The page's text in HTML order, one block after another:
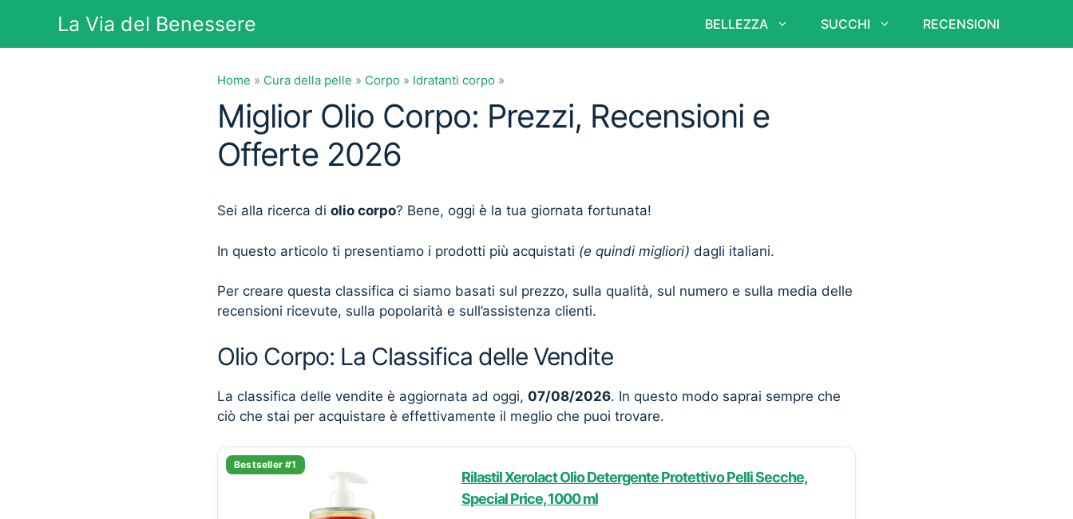
contenuto
La Via del Benessere BELLEZZA SUCCHI RECENSIONI
Home » Cura della pelle » Corpo » Idratanti corpo »
Miglior Olio Corpo: Prezzi, Recensioni e
Offerte 2026
Sei alla ricerca di olio corpo? Bene, oggi è la tua giornata fortunata!
In questo articolo ti presentiamo i prodotti più acquistati (e quindi migliori) dagli italiani.
Per creare questa classifica ci siamo basati sul prezzo, sulla qualità, sul numero e sulla media delle
recensioni ricevute, sulla popolarità e sull’assistenza clienti.
Olio Corpo: La Classifica delle Vendite
La classifica delle vendite è aggiornata ad oggi, 07/08/2026. In questo modo saprai sempre che
ciò che stai per acquistare è effettivamente il meglio che puoi trovare.
Bestseller #1
Rilastil Xerolact Olio Detergente Protettivo Pelli Secche,
Special Price, 1000 ml